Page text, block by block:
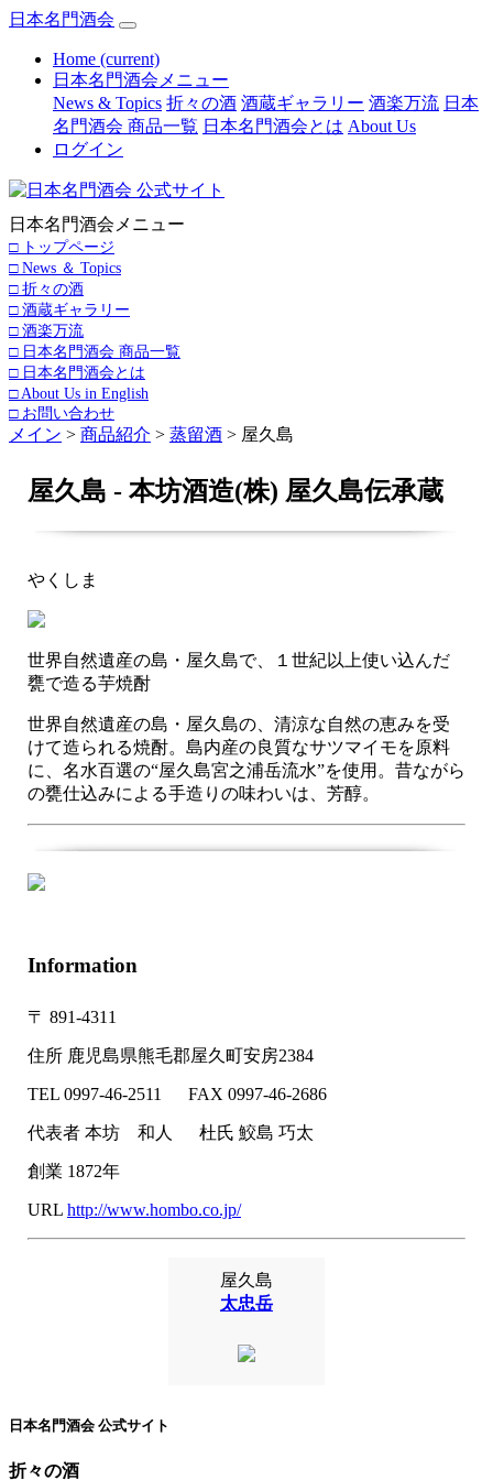
日本名門酒会
Home (current)
日本名門酒会メニュー
News & Topics 折々の酒 酒蔵ギャラリー 酒楽万流 日本
名門酒会 商品一覧 日本名門酒会とは About Us
ログイン
日本名門酒会メニュー
□ トップページ
□ News ＆ Topics
□ 折々の酒
□ 酒蔵ギャラリー
□ 酒楽万流
□ 日本名門酒会 商品一覧
□ 日本名門酒会とは
□ About Us in English
□ お問い合わせ
メイン > 商品紹介 > 蒸留酒 > 屋久島
屋久島 - 本坊酒造(株) 屋久島伝承蔵
やくしま
世界自然遺産の島・屋久島で、１世紀以上使い込んだ
甕で造る芋焼酎
世界自然遺産の島・屋久島の、清涼な自然の恵みを受
けて造られる焼酎。島内産の良質なサツマイモを原料
に、名水百選の“屋久島宮之浦岳流水”を使用。昔ながら
の甕仕込みによる手造りの味わいは、芳醇。
Information
〒 891-4311
住所 鹿児島県熊毛郡屋久町安房2384
TEL 0997-46-2511 FAX 0997-46-2686
代表者 本坊 和人 杜氏 鮫島 巧太
創業 1872年
URL http://www.hombo.co.jp/
屋久島
太忠岳
日本名門酒会 公式サイト
折々の酒